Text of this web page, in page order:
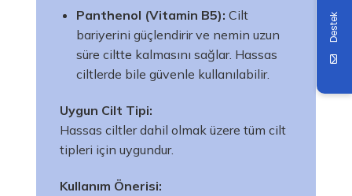
Panthenol (Vitamin B5): Cilt
bariyerini güçlendirir ve nemin uzun
süre ciltte kalmasını sağlar. Hassas
ciltlerde bile güvenle kullanılabilir.
Uygun Cilt Tipi:
Hassas ciltler dahil olmak üzere tüm cilt
tipleri için uygundur.
Kullanım Önerisi:
Destek